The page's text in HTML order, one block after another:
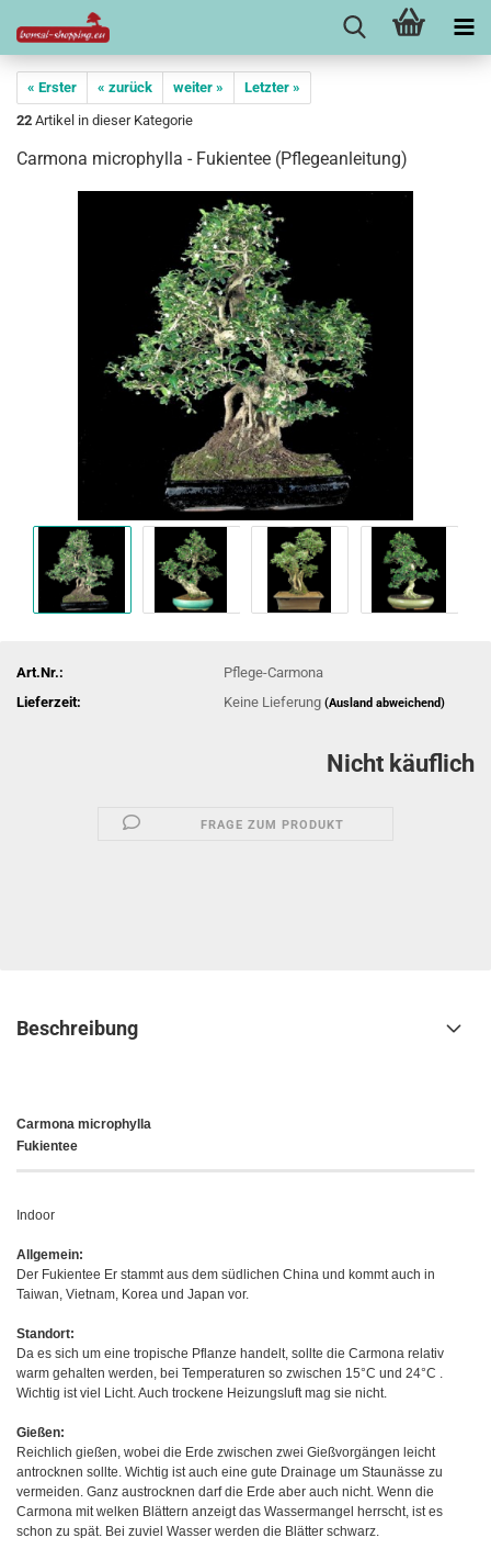
« Erster « zurück weiter »
Letzter »
22 Artikel in dieser Kategorie
Carmona microphylla - Fukientee (Pflegeanleitung)
Art.Nr.:
Pflege-Carmona
Lieferzeit:
Keine Lieferung(Ausland abweichend)
Nicht käuflich
FRAGE ZUM PRODUKT
Beschreibung
Carmona microphylla
Fukientee
Indoor
Allgemein:
Der Fukientee Er stammt aus dem südlichen China und kommt auch in
Taiwan, Vietnam, Korea und Japan vor.
Standort:
Da es sich um eine tropische Pflanze handelt, sollte die Carmona relativ
warm gehalten werden, bei Temperaturen so zwischen 15°C und 24°C .
Wichtig ist viel Licht. Auch trockene Heizungsluft mag sie nicht.
Gießen:
Reichlich gießen, wobei die Erde zwischen zwei Gießvorgängen leicht
antrocknen sollte. Wichtig ist auch eine gute Drainage um Staunässe zu
vermeiden. Ganz austrocknen darf die Erde aber auch nicht. Wenn die
Carmona mit welken Blättern anzeigt das Wassermangel herrscht, ist es
schon zu spät. Bei zuviel Wasser werden die Blätter schwarz.